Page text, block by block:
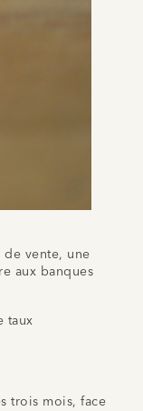
de vente, une
aux banques
taux
trois mois, face